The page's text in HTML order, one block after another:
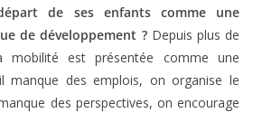
de ses enfants comme une
de développement ?Depuis plus de
mobilité est présentée comme une
manque des emplois, on organise le
des perspectives, on encourage